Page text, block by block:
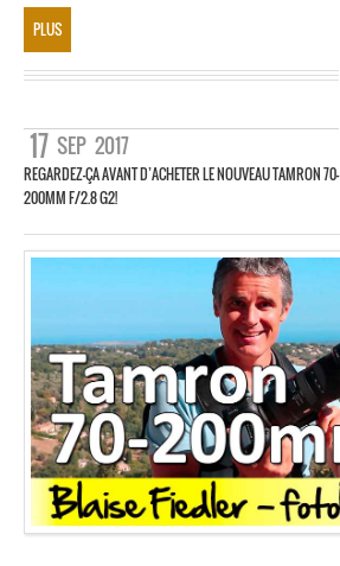
PLUS
17 SEP 2017
REGARDEZ-ÇA AVANT D’ACHETER LE NOUVEAU TAMRON 70-
200MM F/2.8 G2!